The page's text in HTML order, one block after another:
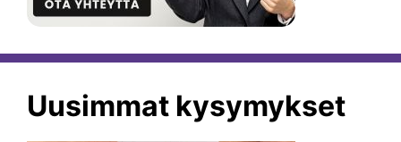
Uusimmat kysymykset